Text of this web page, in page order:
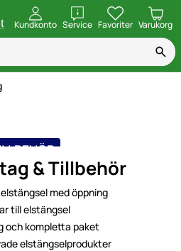
Kundkonto ServiceöppnaFavoriter Varukorg
& Tillbehör
med öppning
till elstängsel
och kompletta paket
elstängselprodukter